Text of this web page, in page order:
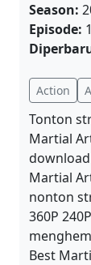
Season:
Episode:
Action
Tonton
Martial
Martial
nonton
360P
Best